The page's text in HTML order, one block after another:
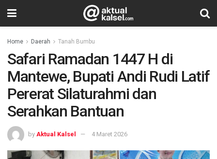
Home Daerah Tanah Bumbu
Safari Ramadan 1447 H di
Mantewe, Bupati Andi Rudi Latif
Pererat Silaturahmi dan
Serahkan Bantuan
by Aktual Kalsel 4 Maret 2026